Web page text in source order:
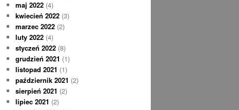
maj 2022 (4)
kwiecień 2022 (3)
marzec 2022 (2)
luty 2022 (4)
styczeń 2022 (8)
grudzień 2021 (1)
listopad 2021 (1)
październik 2021 (2)
sierpień 2021 (2)
lipiec 2021 (2)